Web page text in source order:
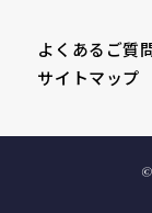
よくあるご質
サイトマップ